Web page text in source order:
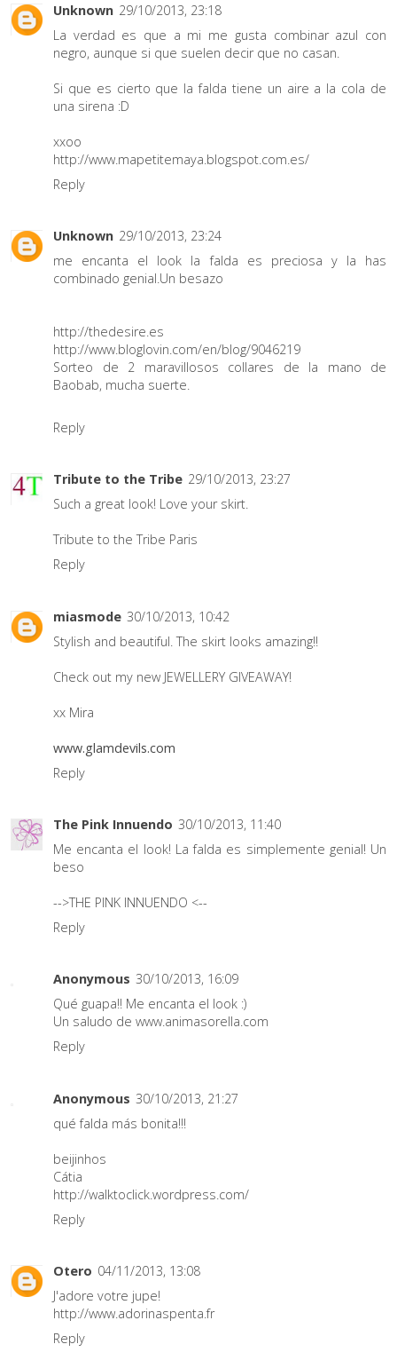
Unknown 29/10/2013, 23:18
La verdad es que a mi me gusta combinar azul con
negro, aunque si que suelen decir que no casan.
Si que es cierto que la falda tiene un aire a la cola de
una sirena :D
xxoo
http://www.mapetitemaya.blogspot.com.es/
Reply
Unknown 29/10/2013, 23:24
me encanta el look la falda es preciosa y la has
combinado genial.Un besazo
http://thedesire.es
http://www.bloglovin.com/en/blog/9046219
Sorteo de 2 maravillosos collares de la mano de
Baobab, mucha suerte.
Reply
Tribute to the Tribe 29/10/2013, 23:27
Such a great look! Love your skirt.
Tribute to the Tribe Paris
Reply
miasmode 30/10/2013, 10:42
Stylish and beautiful. The skirt looks amazing!!
Check out my new JEWELLERY GIVEAWAY!
xx Mira
www.glamdevils.com
Reply
The Pink Innuendo 30/10/2013, 11:40
Me encanta el look! La falda es simplemente genial! Un
beso
-->THE PINK INNUENDO <--
Reply
Anonymous 30/10/2013, 16:09
Qué guapa!! Me encanta el look :)
Un saludo de www.animasorella.com
Reply
Anonymous 30/10/2013, 21:27
qué falda más bonita!!!
beijinhos
Cátia
http://walktoclick.wordpress.com/
Reply
Otero 04/11/2013, 13:08
J'adore votre jupe!
http://www.adorinaspenta.fr
Reply